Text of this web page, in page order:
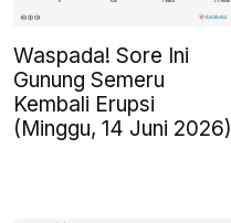
Waspada! Sore Ini
Gunung Semeru
Kembali Erupsi
(Minggu, 14 Juni 2026)